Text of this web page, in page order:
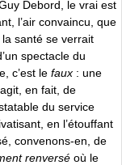
Guy Debord, le vrai est
l’air convaincu, que
santé se verrait
spectacle du
c’est le faux : une
en fait, de
du service
en l’étouffant
convenons-en, de
renversé où le